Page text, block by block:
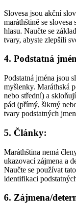
Slovesa jsou akční
maráthštině se
hlasu. Naučte se
tvary, abyste zlepšili
4. Podstatná
Podstatná jména jsou
myšlenky. Maráthská
nebo střední) a
pád (přímý, šikmý
tvary podstatných
5. Články:
Maráthština nemá
ukazovací zájmena a
Naučte se používat
identifikaci
6. Zájmena/